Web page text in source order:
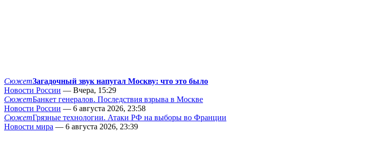
СюжетЗагадочный звук напугал Москву: что это было
Новости России — Вчера, 15:29
СюжетБанкет генералов. Последствия взрыва в Москве
Новости России — 6 августа 2026, 23:58
СюжетГрязные технологии. Атаки РФ на выборы во Франции
Новости мира — 6 августа 2026, 23:39